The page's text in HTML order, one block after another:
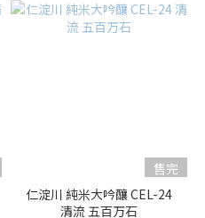
售完
仁淀川 純米大吟釀 CEL-24
清流 五百万石